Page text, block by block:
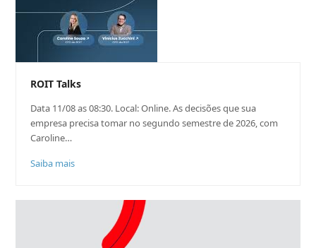
ROIT Talks
Data 11/08 as 08:30. Local: Online. As decisões que sua
empresa precisa tomar no segundo semestre de 2026, com
Caroline…
Saiba mais